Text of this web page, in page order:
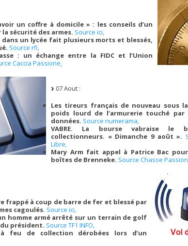
un coffre à domicile » : les conseils d’un
sécurité des armes. Source ici,
un lycée fait plusieurs morts et blessés,
Source rfi,
: un échange entre la FIDC et l’Union
Caccia Passione,
07 Aout :
Les tireurs français de nouveau sous
poids lourd de l’armurerie touché
données. Source numerama,
VABRE. La bourse vabraise le
collectionneurs. « Dimanche 9 août ».
Libre,
Mary Arm fait appel à Patrice Bac
boîtes de Brenneke. Source Chasse
frappé à coup de barre de fer et blessé par
cagoulés. Source ici,
homme armé arrêté sur un terrain de golf
président. Source TF1 INFO,
feu de collection dérobées lors d’un